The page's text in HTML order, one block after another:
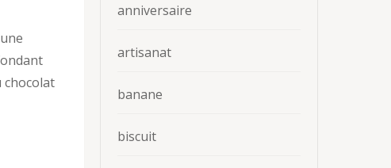
chocolat
anniversaire
artisanat
banane
biscuit